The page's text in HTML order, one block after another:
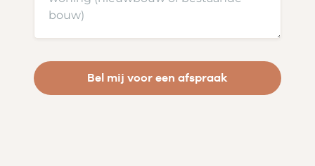
Bel mij voor een afspraak